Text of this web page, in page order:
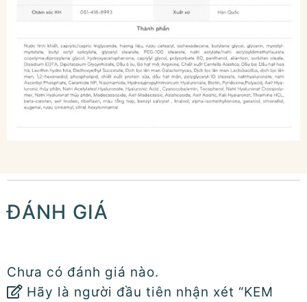
ĐÁNH GIÁ
Chưa có đánh giá nào.
Hãy là người đầu tiên nhận xét “KEM